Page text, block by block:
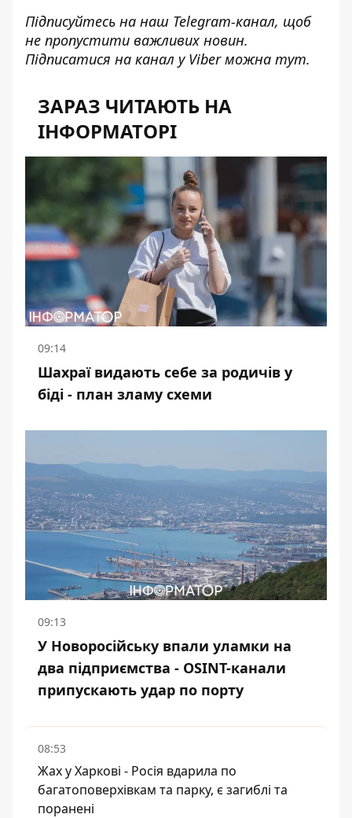
Підписуйтесь на наш Telegram-канал, щоб
не пропустити важливих новин.
Підписатися на канал у Viber можна тут.
ЗАРАЗ ЧИТАЮТЬ НА
ІНФОРМАТОРІ
09:14
Шахраї видають себе за родичів у
біді - план зламу схеми
09:13
У Новоросійську впали уламки на
два підприємства - OSINT-канали
припускають удар по порту
08:53
Жах у Харкові - Росія вдарила по
багатоповерхівкам та парку, є загиблі та
поранені